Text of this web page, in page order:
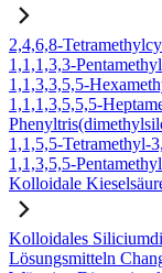
2,4,6,8-
1,1,1,3,3-
1,1,3,3,5,5-
1,1,1,3,5,5,5-
1,1,5,5-Tetramethyl-
1,1,3,5,5-
Kolloidale
Kolloidales
Lösungsmitteln